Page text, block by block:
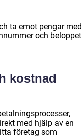
ta emot pengar med
och beloppet
kostnad
med hjälp av en
företag som